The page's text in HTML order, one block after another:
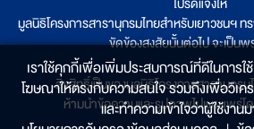
มูลนิธิโครงการสารานุกรมไทยสำหรับเยาวชนฯ
ขัดข้องสงสัยนั้นต่อไป จะเป็น
ลิขสิทธิ์เป็นของมูลนิธิโครงการสารานุกร
ห้ามนำข้อความและรูปภาพไปเผยแพร่
เราใช้คุกกี้เพื่อเพิ่มประสบการณ์ที่ดีในการใช้
โฆษณาให้ตรงกับความสนใจ รวมถึงเพื่อวิเคร
และทำความเข้าใจว่าผู้ใช้งาน